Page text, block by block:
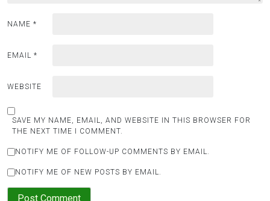
NAME *
EMAIL *
WEBSITE
SAVE MY NAME, EMAIL, AND WEBSITE IN THIS BROWSER FOR
THE NEXT TIME I COMMENT.
NOTIFY ME OF FOLLOW-UP COMMENTS BY EMAIL.
NOTIFY ME OF NEW POSTS BY EMAIL.